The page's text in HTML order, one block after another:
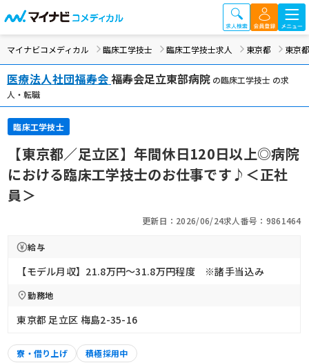
マイナビコメディカル 臨床工学技士 臨床工学技士求人 東京都 東京
医療法人社団福寿会福寿会足立東部病院 の臨床工学技士 の求
人・転職
臨床工学技士
【東京都／足立区】年間休日120日以上◎病院
における臨床工学技士のお仕事です♪＜正社
員＞
更新日：2026/06/24求人番号：9861464
給与
【モデル月収】21.8万円〜31.8万円程度 ※諸手当込み
勤務地
東京都 足立区 梅島2-35-16
寮・借り上げ 積極採用中